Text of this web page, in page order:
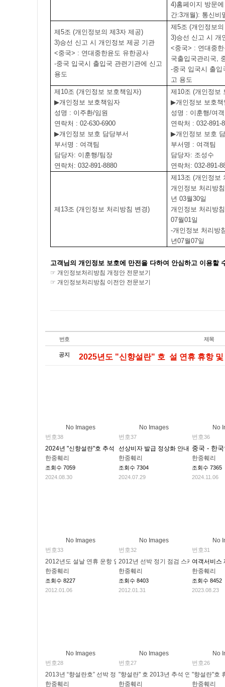
4)홈페이지 방문
간:3개월): 통신비
제5조 (개인정보의 제3자 제공)
3)승선 신고 시 개인정보 제공 기관
<중국> : 연대중한윤도 유한공사
-중국 입국시 출입국 관련기관에 신고
용도
제5조 (개인정보
3)승선 신고 시 개
<중국> : 연대중
국출입국관리국,
-중국 입국시 출입
고 용도
제 10조 (개인정보 보호책임자)
▶개인정보 보호책임자
성명 : 이주환/임원
연락처 : 02-630-6900
▶개인정보 보호 담당부서
부서명 : 여객팀
담당자: 이훈행/팀장
연락처 : 032-891-8880
제 10조 (개인정보
▶개인정보 보호책
성명 : 이훈행/여
연락처 : 032-891-
▶개인정보 보호
부서명 : 여객팀
담당자: 조성수
연락처 : 032-891-
제 13조 (개인정보 처리방침 변경)
제 13조 (개인정보
개인정보 처리방
년 03월30일
개인정보 처리방
07월01일
-개인정보 처리방
년07월07일
고객님의 개인정보 보호에 만전을 다하여 안심하고 이용할
☞ 개인정보처리방침 개정안 전문보기
☞ 개인정보처리방침 이전안 전문보기
번호 제목
공지 2025년도 "신향설란" 호 설 연휴 휴항 및
No Images
번호38
2024년 "신향설란"호 추석 연휴 휴항 안내
한중훼리
조회수 7059
2024.08.30
No Images
번호37
선상비자 발급 정상화 안내
한중훼리
조회수 7304
2024.07.29
No
번호36
중국 - 한
한중훼리
조회수 7365
2024.11.06
No Images
번호33
2012년도 설날 연휴 운항 일정
한중훼리
조회수 8227
2012.01.06
No Images
번호32
2012년 선박 정기 점검 스케줄 공지
한중훼리
조회수 8403
2012.01.31
No
번호31
여객서비스
한중훼리
조회수 8452
2023.08.23
No Images
번호28
2013년 “향설란호” 선박 정기점검 지연으로 인한 일정 변경 안내
한중훼리
No Images
번호27
"향설란" 호 2013년 추석 연휴 휴항 일
한중훼리
No
번호26
"향설란"호
한중훼리